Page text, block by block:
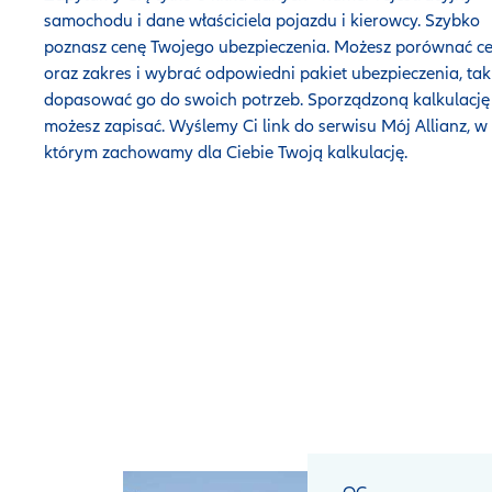
samochodu i dane właściciela pojazdu i kierowcy. Szybko
poznasz cenę Twojego ubezpieczenia. Możesz porównać
oraz zakres i wybrać odpowiedni pakiet ubezpieczenia,
dopasować go do swoich potrzeb. Sporządzoną kalkulację
możesz zapisać. Wyślemy Ci link do serwisu Mój Allianz, w
którym zachowamy dla Ciebie Twoją kalkulację.